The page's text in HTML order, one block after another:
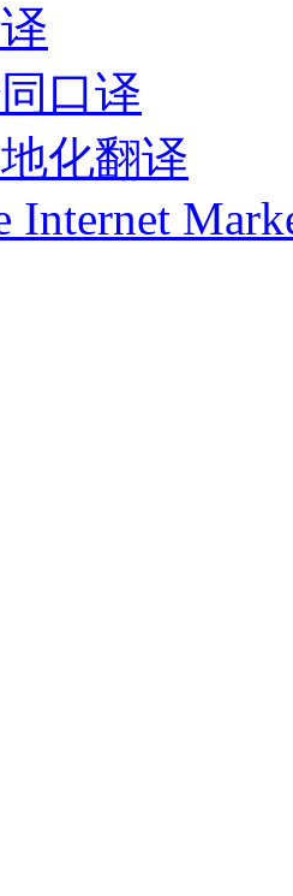
口译
地化翻译
Internet